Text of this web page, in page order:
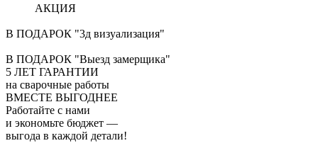
АКЦИЯ
В ПОДАРОК "3д визуализация"
В ПОДАРОК "Выезд замерщика"
5 ЛЕТ ГАРАНТИИ
на сварочные работы
ВМЕСТЕ ВЫГОДНЕЕ
Работайте с нами
и экономьте бюджет —
выгода в каждой детали!